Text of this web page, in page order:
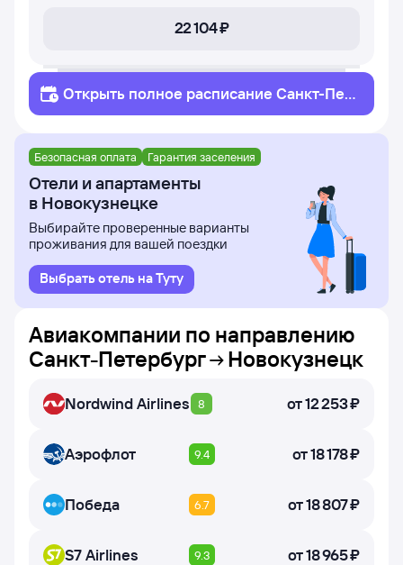
22 ⁠104 ⁠₽
Открыть полное расписание Санкт-Пет
ербург
Новокузнецк
Безопасная оплата Гарантия заселения
Отели и апартаменты
в Новокузнецке
Выбирайте проверенные варианты
проживания для вашей поездки
Выбрать отель на Туту
Авиакомпании по направлению
Санкт-Петербург
Новокузнецк
Nordwind Airlines 8 от12 ⁠253 ⁠₽
Аэрофлот 9.4 от18 ⁠178 ⁠₽
Победа 6.7 от18 ⁠807 ⁠₽
S7 Airlines 9.3 от18 ⁠965 ⁠₽